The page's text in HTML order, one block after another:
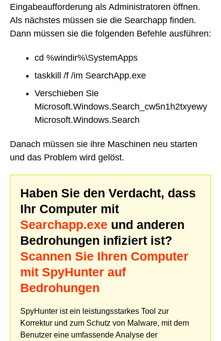
Eingabeaufforderung als Administratoren öffnen.
Als nächstes müssen sie die Searchapp finden.
Dann müssen sie die folgenden Befehle ausführen:
cd %windir%\SystemApps
taskkill /f /im SearchApp.exe
Verschieben Sie
Microsoft.Windows.Search_cw5n1h2txyewy
Microsoft.Windows.Search
Danach müssen sie ihre Maschinen neu starten
und das Problem wird gelöst.
Haben Sie den Verdacht, dass
Ihr Computer mit
Searchapp.exe und anderen
Bedrohungen infiziert ist?
Scannen Sie Ihren Computer
mit SpyHunter auf
Bedrohungen
SpyHunter ist ein leistungsstarkes Tool zur
Korrektur und zum Schutz von Malware, mit dem
Benutzer eine umfassende Analyse der